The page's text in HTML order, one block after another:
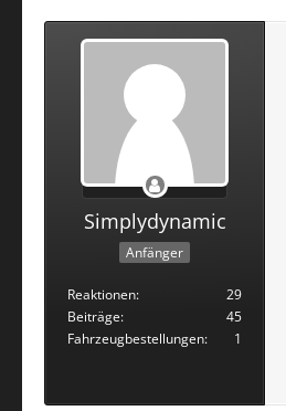
Simplydynamic
Anfänger
Reaktionen
29
Beiträge
45
Fahrzeugbestellungen
1